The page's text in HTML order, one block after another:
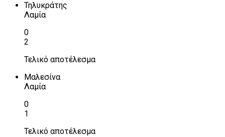
Τηλυκράτης
Λαμία
0
2
Τελικό αποτέλεσμα
Μαλεσίνα
Λαμία
0
1
Τελικό αποτέλεσμα